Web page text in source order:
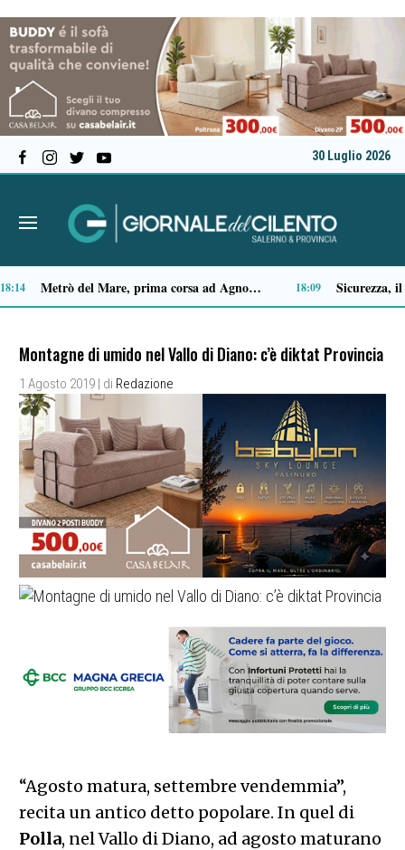
30 Luglio 2026
edizione 14:35 Capaccio Paestum spazio di legalità: oltre 43 ettari di beni confiscati destinati a progetti sociali 14:14
Montagne di umido nel Vallo di Diano: c’è diktat Provincia
1 Agosto 2019 | di Redazione
“Agosto matura, settembre vendemmia”,
recita un antico detto popolare. In quel di
Polla, nel Vallo di Diano, ad agosto maturano